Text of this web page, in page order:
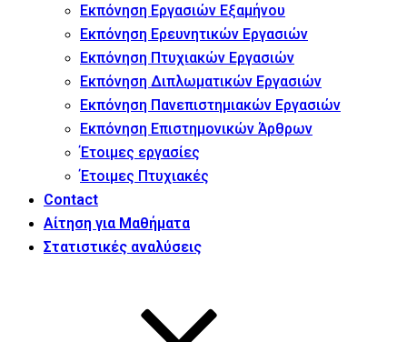
Εκπόνηση Εργασιών Εξαμήνου
Εκπόνηση Ερευνητικών Εργασιών
Εκπόνηση Πτυχιακών Εργασιών
Εκπόνηση Διπλωματικών Εργασιών
Εκπόνηση Πανεπιστημιακών Εργασιών
Εκπόνηση Επιστημονικών Άρθρων
Έτοιμες εργασίες
Έτοιμες Πτυχιακές
Contact
Αίτηση για Μαθήματα
Στατιστικές αναλύσεις